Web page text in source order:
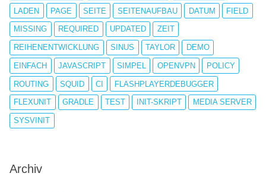
LADEN PAGE SEITE SEITENAUFBAU DATUM FIELD
MISSING REQUIRED UPDATED ZEIT
REIHENENTWICKLUNG SINUS TAYLOR DEMO
EINFACH JAVASCRIPT SIMPEL OPENVPN POLICY
ROUTING SQUID CI FLASHPLAYERDEBUGGER
FLEXUNIT GRADLE TEST INIT-SKRIPT MEDIA SERVER
SYSVINIT
Archiv